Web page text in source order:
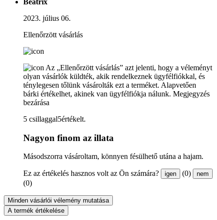
Beatrix
2023. július 06.
Ellenőrzött vásárlás
Az „Ellenőrzött vásárlás” azt jelenti, hogy a véleményt
olyan vásárlók küldték, akik rendelkeznek ügyfélfiókkal, és
ténylegesen tőlünk vásárolták ezt a terméket. Alapvetően
bárki értékelhet, akinek van ügyfélfiókja nálunk. Megjegyzés
bezárása
5 csillaggal5értékelt.
Nagyon finom az illata
Másodszorra vásároltam, könnyen fésülhető utána a hajam.
Ez az értékelés hasznos volt az Ön számára? igen (0) nem
(0)
Minden vásárlói vélemény mutatása
A termék értékelése